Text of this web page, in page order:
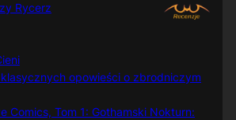
Rycerz
opowieści o zbrodniczym
Comics, Tom 1: Gothamski Nokturn: